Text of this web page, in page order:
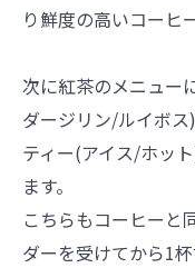
り鮮度の高いコーヒ
次に紅茶のメニュー
ダージリン/ルイボ
ティー(アイス/ホッ
ます。
こちらもコーヒーと
ダーを受けてから1